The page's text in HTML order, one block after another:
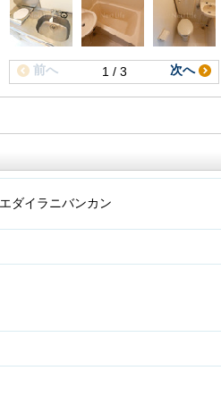
1 / 3
前へ 次へ
ダイラニバンカン